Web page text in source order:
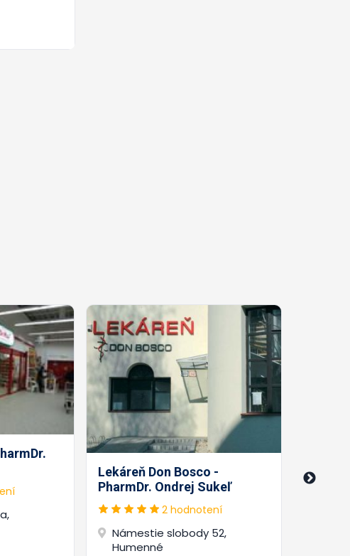
Lekáreň Don Bosco -
PharmDr. Ondrej Sukeľ
2 hodnotení
Námestie slobody 52,
Humenné